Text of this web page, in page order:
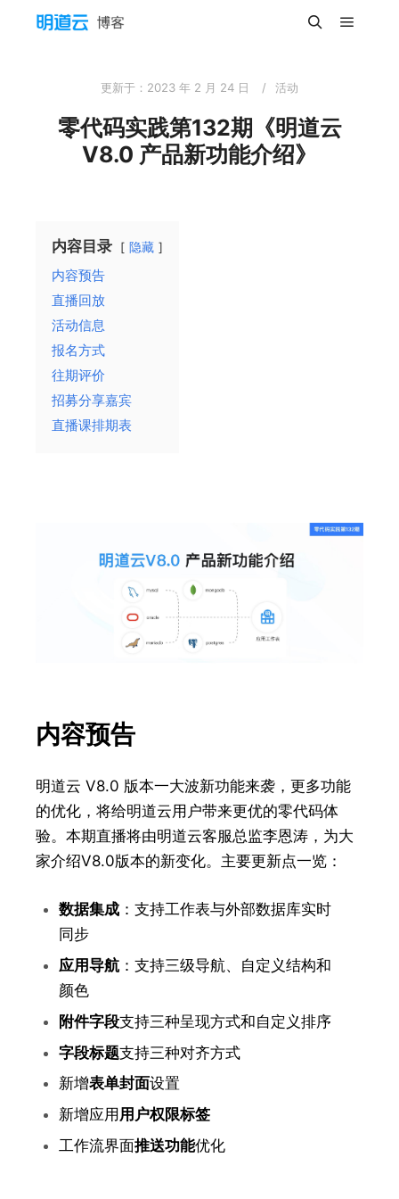
更新于： 2023 年 2 月 24 日 活动
零代码实践第132期《明道云
V8.0 产品新功能介绍》
内容目录 隐藏
内容预告
直播回放
活动信息
报名方式
往期评价
招募分享嘉宾
直播课排期表
内容预告
明道云 V8.0 版本一大波新功能来袭， 更多功能
的优化，将给明道云用户带来更优的零代码体
验。本期直播将由明道云客服总监李恩涛 ，为大
家介绍V8.0版本的新变化。主要更新点一览：
数据集成：支持工作表与外部数据库实时
同步
应用导航：支持三级导航、自定义结构和
颜色
附件字段支持三种呈现方式和自定义排序
字段标题支持三种对齐方式
新增表单封面设置
新增应用 用户权限标签
工作流界面推送功能优化